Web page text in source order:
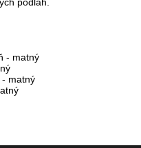
podláh.
- matný
matný